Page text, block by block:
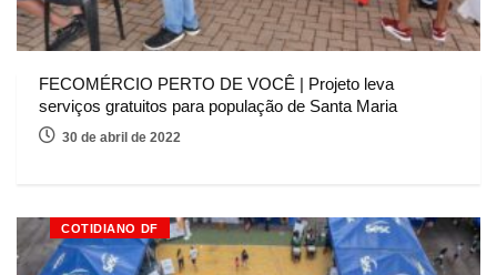
FECOMÉRCIO PERTO DE VOCÊ | Projeto leva
serviços gratuitos para população de Santa Maria
30 de abril de 2022
COTIDIANO DF